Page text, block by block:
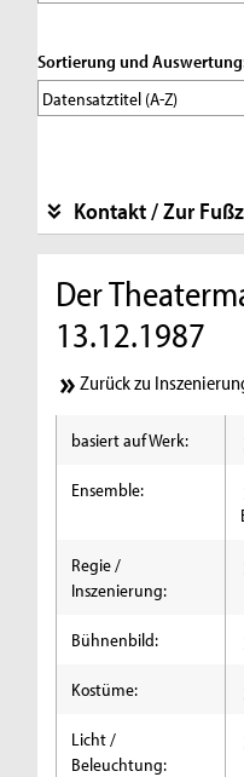
Sortierung und
Kontakt / Zur
Der
13.12.1987
Zurück zu
basiert auf Werk:
Ensemble:
Regie /
Inszenierung:
Bühnenbild:
Kostüme:
Licht /
Beleuchtung: